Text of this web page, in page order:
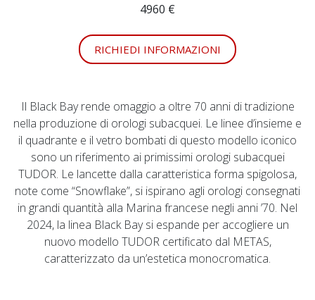
4960 €
RICHIEDI INFORMAZIONI
Il Black Bay rende omaggio a oltre 70 anni di tradizione
nella produzione di orologi subacquei. Le linee d’insieme e
il quadrante e il vetro bombati di questo modello iconico
sono un riferimento ai primissimi orologi subacquei
TUDOR. Le lancette dalla caratteristica forma spigolosa,
note come “Snowflake”, si ispirano agli orologi consegnati
in grandi quantità alla Marina francese negli anni ’70. Nel
2024, la linea Black Bay si espande per accogliere un
nuovo modello TUDOR certificato dal METAS,
caratterizzato da un’estetica monocromatica.